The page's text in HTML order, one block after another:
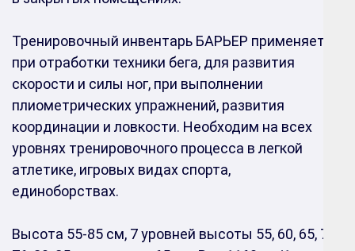
Тренировочный инвентарь БАРЬЕР применяется
при отработки техники бега, для развития
скорости и силы ног, при выполнении
плиометрических упражнений, развития
координации и ловкости. Необходим на всех
уровнях тренировочного процесса в легкой
атлетике, игровых видах спорта,
единоборствах.
Высота 55-85 см, 7 уровней высоты 55, 60, 65, 70,